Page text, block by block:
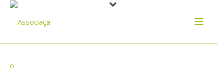
A TRANSFORMAÇÃO DIGITAL NOS